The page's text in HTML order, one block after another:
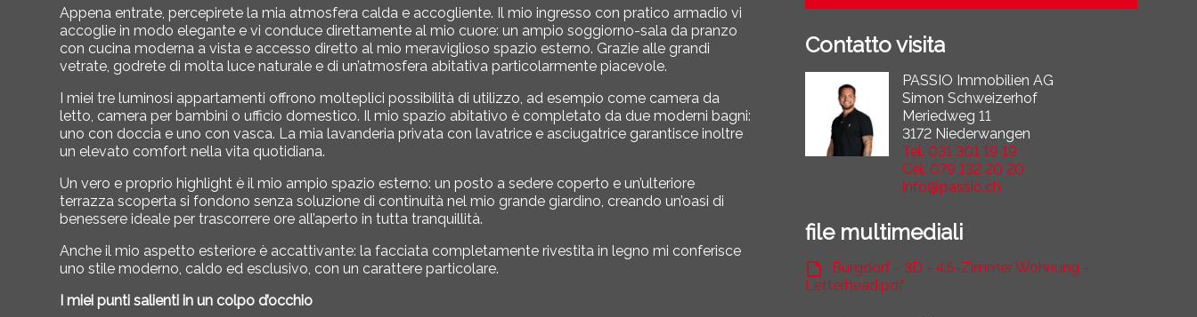
Appena entrate, percepirete la mia atmosfera calda e accogliente. Il mio ingresso con pratico armadio vi
accoglie in modo elegante e vi conduce direttamente al mio cuore: un ampio soggiorno-sala da pranzo
con cucina moderna a vista e accesso diretto al mio meraviglioso spazio esterno. Grazie alle grandi
vetrate, godrete di molta luce naturale e di un’atmosfera abitativa particolarmente piacevole.
I miei tre luminosi appartamenti offrono molteplici possibilità di utilizzo, ad esempio come camera da
letto, camera per bambini o ufficio domestico. Il mio spazio abitativo è completato da due moderni bagni:
uno con doccia e uno con vasca. La mia lavanderia privata con lavatrice e asciugatrice garantisce inoltre
un elevato comfort nella vita quotidiana.
Un vero e proprio highlight è il mio ampio spazio esterno: un posto a sedere coperto e un’ulteriore
terrazza scoperta si fondono senza soluzione di continuità nel mio grande giardino, creando un’oasi di
benessere ideale per trascorrere ore all’aperto in tutta tranquillità.
Anche il mio aspetto esteriore è accattivante: la facciata completamente rivestita in legno mi conferisce
uno stile moderno, caldo ed esclusivo, con un carattere particolare.
I miei punti salienti in un colpo d’occhio
Contatto visita
PASSIO Immobilien AG
Simon Schweizerhof
Meriedweg 11
3172 Niederwangen
Tel. 031 301 19 19
Cel. 079 132 20 20
info@passio.ch
file multimediali
Burgdorf - 3D - 4.5-Zimmer Wohnung -
Letterhead.pdf